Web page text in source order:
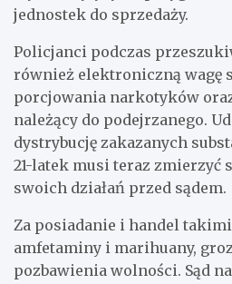
jednostek do sprzedaży.
Policjanci podczas
również elektroniczną wagę
porcjowania narkotyków
należący do podejrzanego.
dystrybucję zakazanych
21-latek musi teraz zmierzyć
swoich działań przed sądem.
Za posiadanie i handel
amfetaminy i marihuany,
pozbawienia wolności. Sąd